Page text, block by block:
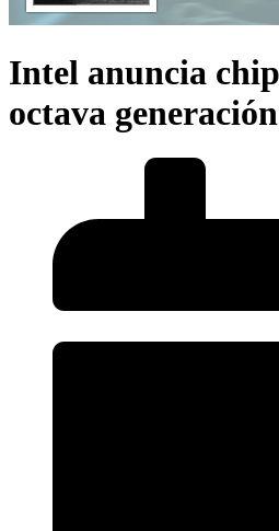
Intel anuncia
octava generación